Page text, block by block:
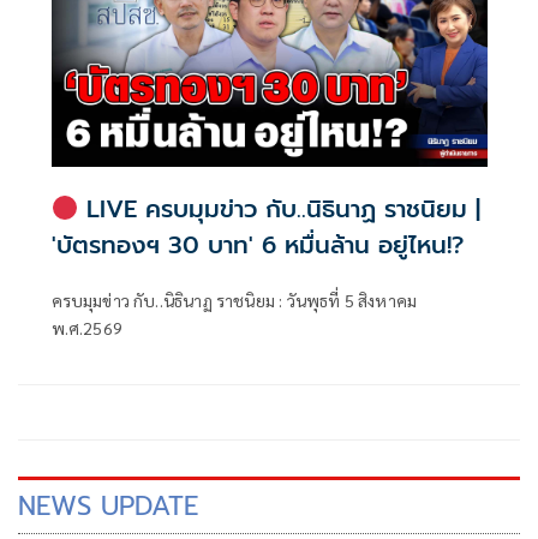
LIVE ครบมุมข่าว กับ..นิธินาฏ ราชนิยม |
'บัตรทองฯ 30 บาท' 6 หมื่นล้าน อยู่ไหน!?
ครบมุมข่าว กับ..นิธินาฏ ราชนิยม : วันพุธที่ 5 สิงหาคม
พ.ศ.2569
NEWS UPDATE